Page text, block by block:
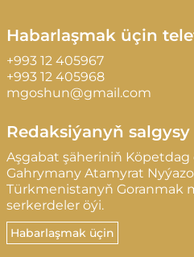
Habarlaşmak üçin
+993 12 405967
+993 12 405968
mgoshun@gmail.com
Redaksiýanyň salgysy
Aşgabat şäheriniň
Gahrymany Atamyrat
Türkmenistanyň Goranmak
serkerdeler öýi.
Habarlaşmak üçin